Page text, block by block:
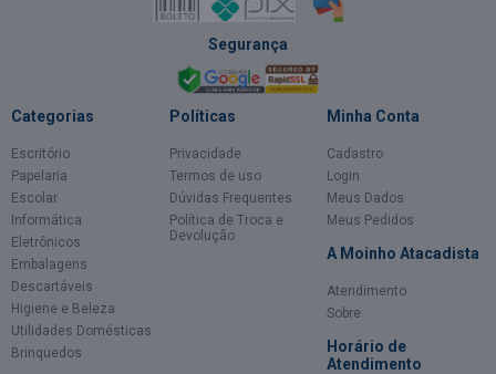
Segurança
Categorias
Escritório
Papelaria
Escolar
Informática
Eletrônicos
Embalagens
Descartáveis
Higiene e Beleza
Utilidades Domésticas
Brinquedos
Políticas
Privacidade
Termos de uso
Dúvidas Frequentes
Política de Troca e
Devolução
Minha Conta
Cadastro
Login
Meus Dados
Meus Pedidos
A Moinho Atacadista
Atendimento
Sobre
Horário de
Atendimento